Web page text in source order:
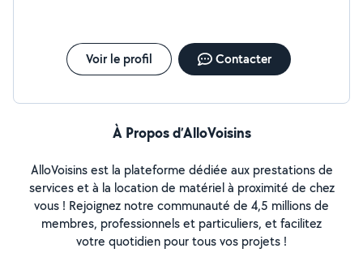
Voir le profil Contacter
À Propos d’AlloVoisins
AlloVoisins est la plateforme dédiée aux prestations de
services et à la location de matériel à proximité de chez
vous ! Rejoignez notre communauté de 4,5 millions de
membres, professionnels et particuliers, et facilitez
votre quotidien pour tous vos projets !